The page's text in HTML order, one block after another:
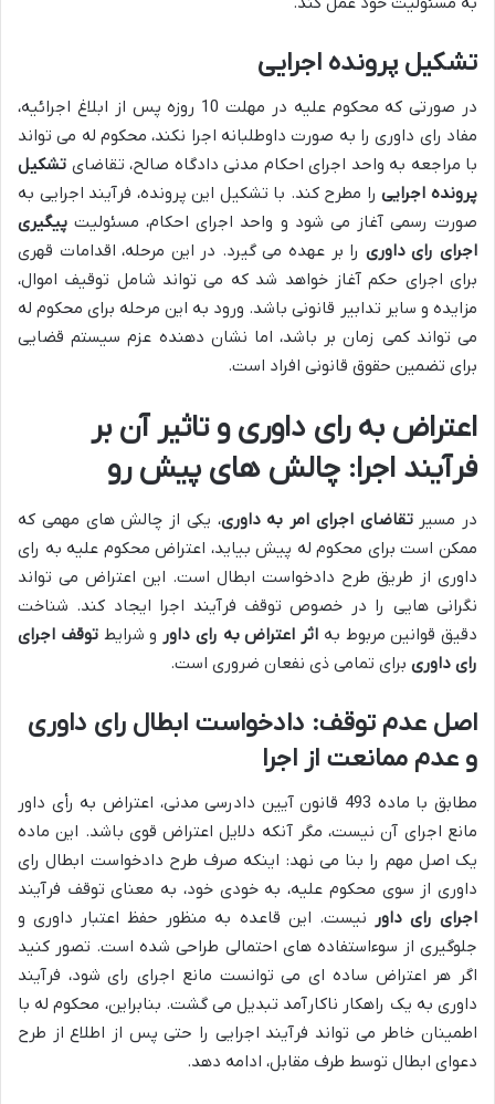
تشکیل پرونده اجرایی
در صورتی که محکوم علیه در مهلت 10 روزه پس از ابلاغ اجرائیه،
مفاد رای داوری را به صورت داوطلبانه اجرا نکند، محکوم له می تواند
با مراجعه به واحد اجرای احکام مدنی دادگاه صالح، تقاضای تشکیل
پرونده اجراییرا مطرح کند. با تشکیل این پرونده، فرآیند اجرایی به
صورت رسمی آغاز می شود و واحد اجرای احکام، مسئولیت پیگیری
اجرای رای داوری را بر عهده می گیرد. در این مرحله، اقدامات قهری
برای اجرای حکم آغاز خواهد شد که می تواند شامل توقیف اموال،
مزایده و سایر تدابیر قانونی باشد. ورود به این مرحله برای محکوم له
می تواند کمی زمان بر باشد، اما نشان دهنده عزم سیستم قضایی
برای تضمین حقوق قانونی افراد است.
اعتراض به رای داوری و تاثیر آن بر
فرآیند اجرا: چالش های پیش رو
در مسیرتقاضای اجرای امر به داوری، یکی از چالش های مهمی که
ممکن است برای محکوم له پیش بیاید، اعتراض محکوم علیه به رای
داوری از طریق طرح دادخواست ابطال است. این اعتراض می تواند
نگرانی هایی را در خصوص توقف فرآیند اجرا ایجاد کند. شناخت
دقیق قوانین مربوط به اثر اعتراض به رای داور و شرایطتوقف اجرای
رای داوری برای تمامی ذی نفعان ضروری است.
اصل عدم توقف: دادخواست ابطال رای داوری
و عدم ممانعت از اجرا
مطابق با ماده 493 قانون آیین دادرسی مدنی، اعتراض به رأی داور
مانع اجرای آن نیست، مگر آنکه دلایل اعتراض قوی باشد. این ماده
یک اصل مهم را بنا می نهد: اینکه صرف طرح دادخواست ابطال رای
داوری از سوی محکوم علیه، به خودی خود، به معنای توقف فرآیند
اجرای رای داور نیست. این قاعده به منظور حفظ اعتبار داوری و
جلوگیری از سوءاستفاده های احتمالی طراحی شده است. تصور کنید
اگر هر اعتراض ساده ای می توانست مانع اجرای رای شود، فرآیند
داوری به یک راهکار ناکارآمد تبدیل می گشت. بنابراین، محکوم له با
اطمینان خاطر می تواند فرآیند اجرایی را حتی پس از اطلاع از طرح
دعوای ابطال توسط طرف مقابل، ادامه دهد.